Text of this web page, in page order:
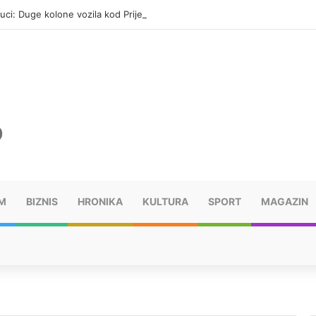
Duge kolone vozila kod Prijedorske petlje
BIZNIS HRONIKA KULTURA SPORT MAGAZIN